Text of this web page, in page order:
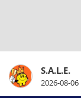
S.A.L.E.
2026-08-06